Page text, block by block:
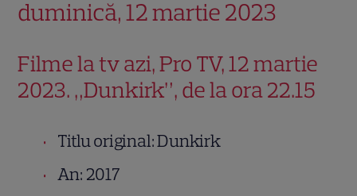
duminică, 12 martie 2023
Filme la tv azi, Pro TV, 12 martie
2023. „Dunkirk”, de la ora 22.15
Titlu original: Dunkirk
An: 2017